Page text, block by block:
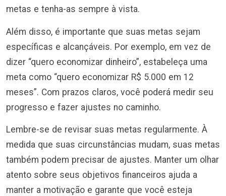
metas e tenha-as sempre à vista.
Além disso, é importante que suas metas sejam
específicas e alcançáveis. Por exemplo, em vez de
dizer “quero economizar dinheiro”, estabeleça uma
meta como “quero economizar R$ 5.000 em 12
meses”. Com prazos claros, você poderá medir seu
progresso e fazer ajustes no caminho.
Lembre-se de revisar suas metas regularmente. À
medida que suas circunstâncias mudam, suas metas
também podem precisar de ajustes. Manter um olhar
atento sobre seus objetivos financeiros ajuda a
manter a motivação e garante que você esteja